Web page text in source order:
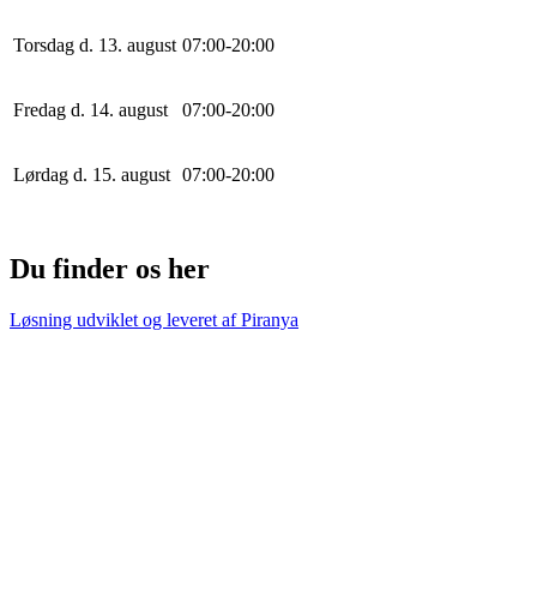
Torsdag d. 13. august 07:00-20:00
Fredag d. 14. august 07:00-20:00
Lørdag d. 15. august 07:00-20:00
Du finder os her
Løsning udviklet og leveret afPiranya